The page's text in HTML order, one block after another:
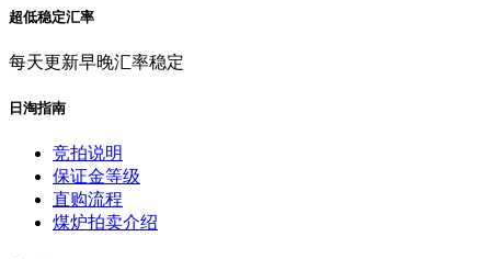
超低稳定汇率
每天更新早晚汇率稳定
日淘指南
竞拍说明
保证金等级
直购流程
煤炉拍卖介绍